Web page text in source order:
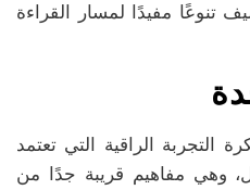
تنوعًا مفيدًا لمسار القراءة
التجربة الراقية التي تعتمد
وهي مفاهيم قريبة جدًا من